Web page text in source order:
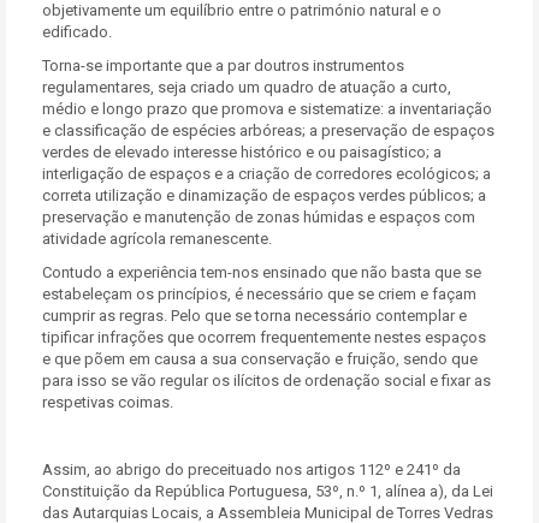
objetivamente um equilíbrio entre o património natural e o
edificado.
Torna-se importante que a par doutros instrumentos
regulamentares, seja criado um quadro de atuação a curto,
médio e longo prazo que promova e sistematize: a inventariação
e classificação de espécies arbóreas; a preservação de espaços
verdes de elevado interesse histórico e ou paisagístico; a
interligação de espaços e a criação de corredores ecológicos; a
correta utilização e dinamização de espaços verdes públicos; a
preservação e manutenção de zonas húmidas e espaços com
atividade agrícola remanescente.
Contudo a experiência tem-nos ensinado que não basta que se
estabeleçam os princípios, é necessário que se criem e façam
cumprir as regras. Pelo que se torna necessário contemplar e
tipificar infrações que ocorrem frequentemente nestes espaços
e que põem em causa a sua conservação e fruição, sendo que
para isso se vão regular os ilícitos de ordenação social e fixar as
respetivas coimas.
Assim, ao abrigo do preceituado nos artigos 112º e 241º da
Constituição da República Portuguesa, 53º, n.º 1, alínea a), da Lei
das Autarquias Locais, a Assembleia Municipal de Torres Vedras